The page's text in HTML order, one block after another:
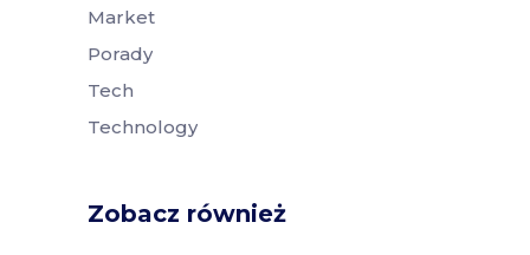
Market
Porady
Tech
Technology
Zobacz również